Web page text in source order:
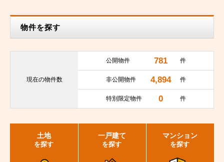
物件を探す
現在の物件数
公開物件 781 件
非公開物件 4,894 件
特別限定物件 0 件
土地
を探す
一戸建て
を探す
マンション
を探す